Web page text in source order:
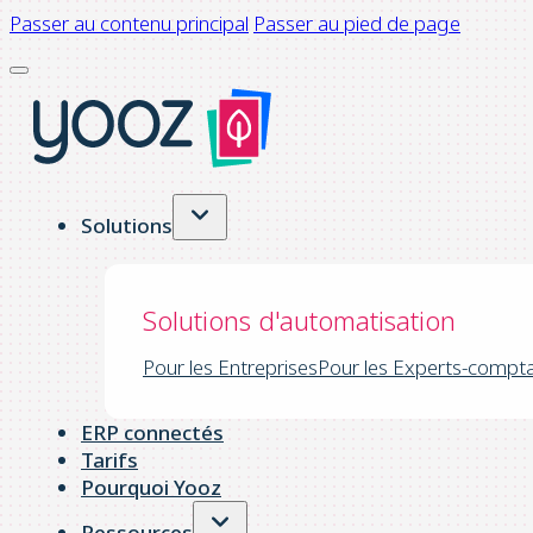
Passer au contenu principal Passer au pied de page
Solutions
Solutions d'automatisation
Pour les EntreprisesPour les Experts-
ERP connectés
Tarifs
Pourquoi Yooz